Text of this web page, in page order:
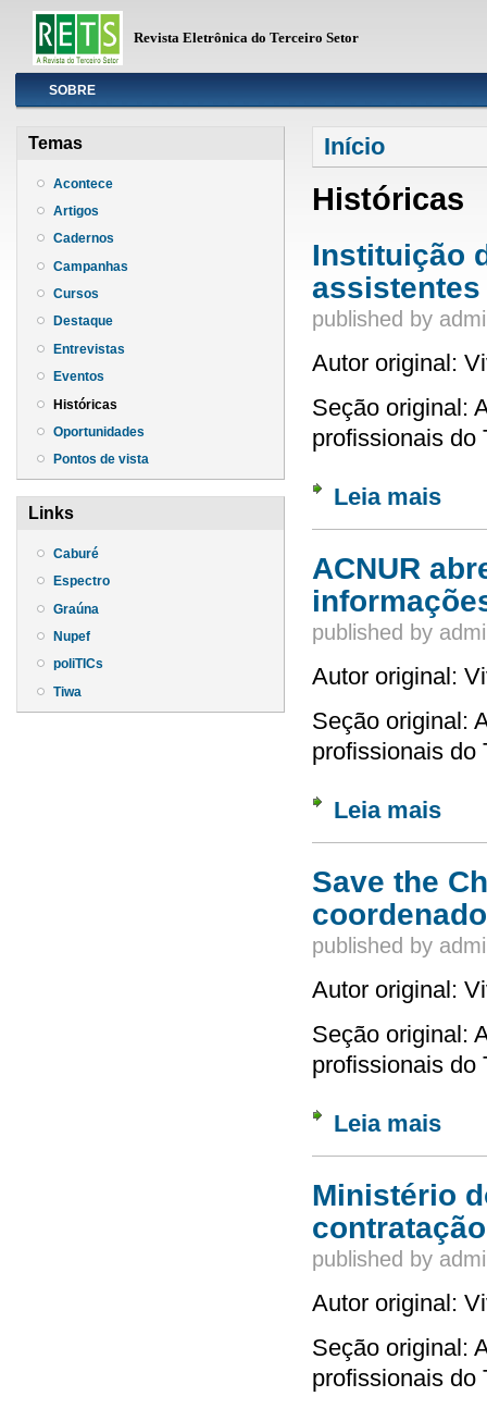
Revista Eletrônica do Terceiro Setor
InfoSOBRE
Temas
Acontece
Artigos
Cadernos
Campanhas
Cursos
Destaque
Entrevistas
Eventos
Históricas
Oportunidades
Pontos de vista
Links
Caburé
Espectro
Graúna
Nupef
poliTICs
Tiwa
Você está aqui
Início
Históricas
Instituição
published by
Autor original:
Seção original:
profissionais do
Leia mais
ACNUR
published by
Autor original:
Seção original:
profissionais do
Leia mais
Save the
published by
Autor original:
Seção original:
profissionais do
Leia mais
Ministério
published by
Autor original:
Seção original:
profissionais do